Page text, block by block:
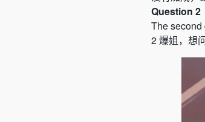
Question 2
The second
2爆姐，想